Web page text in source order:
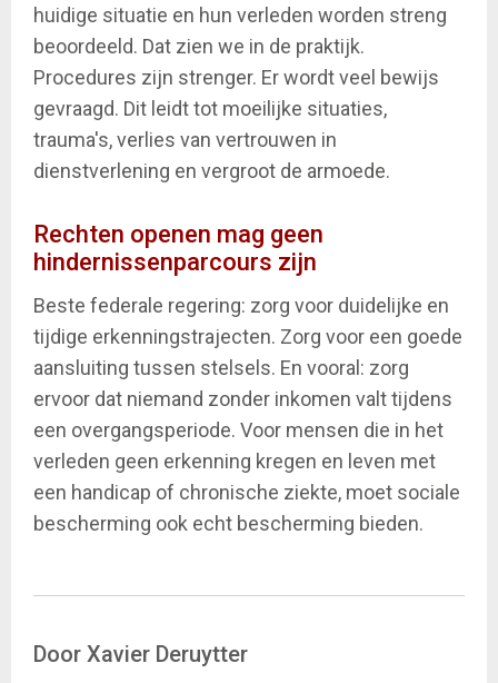
huidige situatie en hun verleden worden streng
beoordeeld. Dat zien we in de praktijk.
Procedures zijn strenger. Er wordt veel bewijs
gevraagd. Dit leidt tot moeilijke situaties,
trauma's, verlies van vertrouwen in
dienstverlening en vergroot de armoede.
Rechten openen mag geen
hindernissenparcours zijn
Beste federale regering: zorg voor duidelijke en
tijdige erkenningstrajecten. Zorg voor een goede
aansluiting tussen stelsels. En vooral: zorg
ervoor dat niemand zonder inkomen valt tijdens
een overgangsperiode. Voor mensen die in het
verleden geen erkenning kregen en leven met
een handicap of chronische ziekte, moet sociale
bescherming ook echt bescherming bieden.
Door Xavier Deruytter